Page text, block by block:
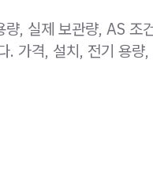
, 실제 보관량, AS 조
. 가격, 설치, 전기 용량,